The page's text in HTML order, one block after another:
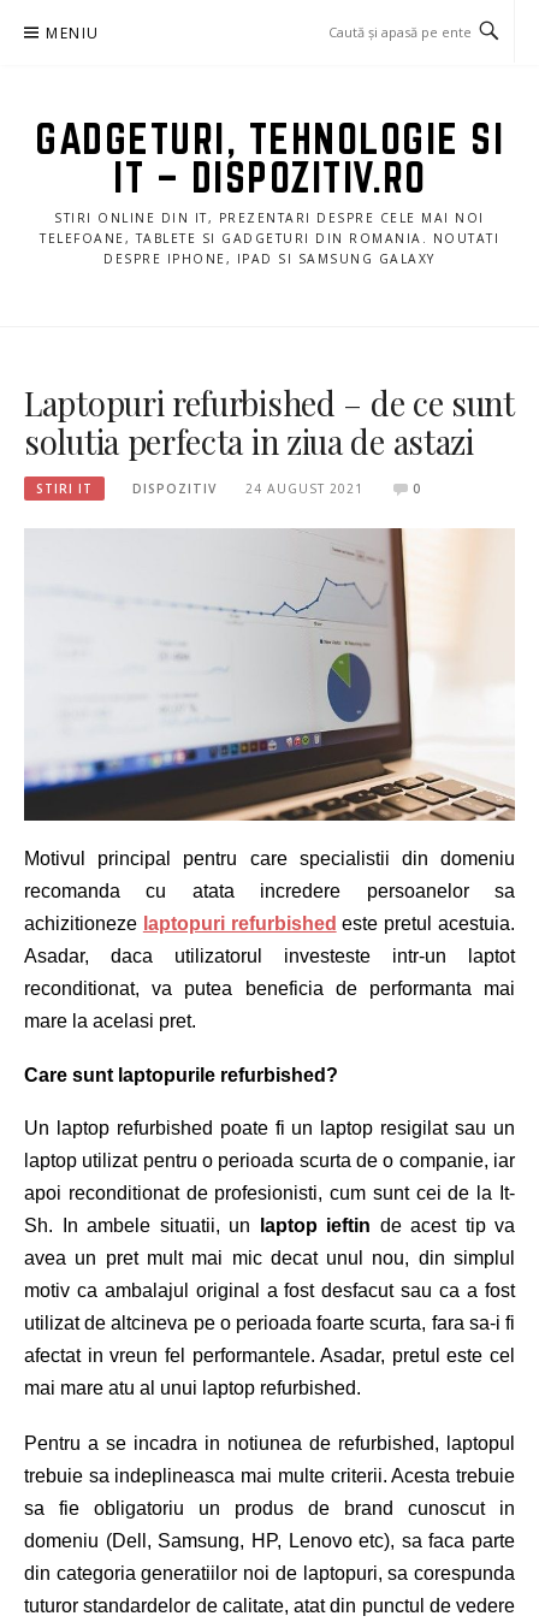
MENIU
GADGETURI, TEHNOLOGIE SI
IT – DISPOZITIV.RO
STIRI ONLINE DIN IT, PREZENTARI DESPRE CELE MAI NOI
TELEFOANE, TABLETE SI GADGETURI DIN ROMANIA. NOUTATI
DESPRE IPHONE, IPAD SI SAMSUNG GALAXY
Laptopuri refurbished – de ce sunt
solutia perfecta in ziua de astazi
STIRI IT DISPOZITIV 24 AUGUST 2021 0
Motivul principal pentru care specialistii din domeniu
recomanda cu atata incredere persoanelor sa
achizitioneze laptopuri refurbished este pretul acestuia.
Asadar, daca utilizatorul investeste intr-un laptot
reconditionat, va putea beneficia de performanta mai
mare la acelasi pret.
Care sunt laptopurile refurbished?
Un laptop refurbished poate fi un laptop resigilat sau un
laptop utilizat pentru o perioada scurta de o companie, iar
apoi reconditionat de profesionisti,cum sunt cei de la It-
Sh. In ambele situatii, un laptop ieftin de acest tip va
avea un pret mult mai mic decat unul nou, din simplul
motiv ca ambalajul original a fost desfacut sau ca a fost
utilizat de altcineva pe o perioada foarte scurta, fara sa-i fi
afectat in vreun fel performantele. Asadar, pretul este cel
mai mare atu al unui laptop refurbished.
Pentru a se incadra in notiunea de refurbished, laptopul
trebuie sa indeplineasca mai multe criterii. Acesta trebuie
sa fie obligatoriu un produs de brand cunoscut in
domeniu (Dell, Samsung, HP, Lenovo etc), sa faca parte
din categoria generatiilor noi de laptopuri, sa corespunda
tuturor standardelor de calitate, atat din punctul de vedere